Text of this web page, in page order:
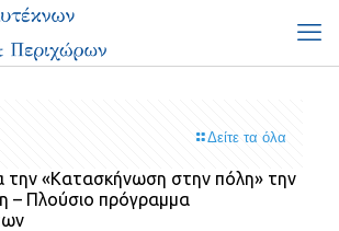
Δείτε τα όλα
την «Κατασκήνωση στην πόλη» την
– Πλούσιο πρόγραμμα